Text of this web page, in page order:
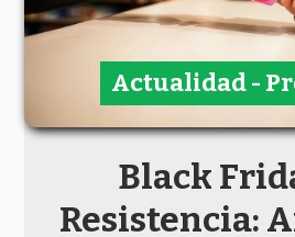
Black
Resistencia:
Actualidad -